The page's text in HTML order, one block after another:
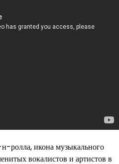
ролла, икона музыкального
вокалистов и артистов в